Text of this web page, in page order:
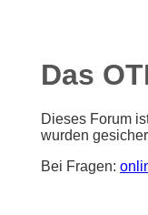
Das
Dieses Forum
wurden
Bei Fragen: